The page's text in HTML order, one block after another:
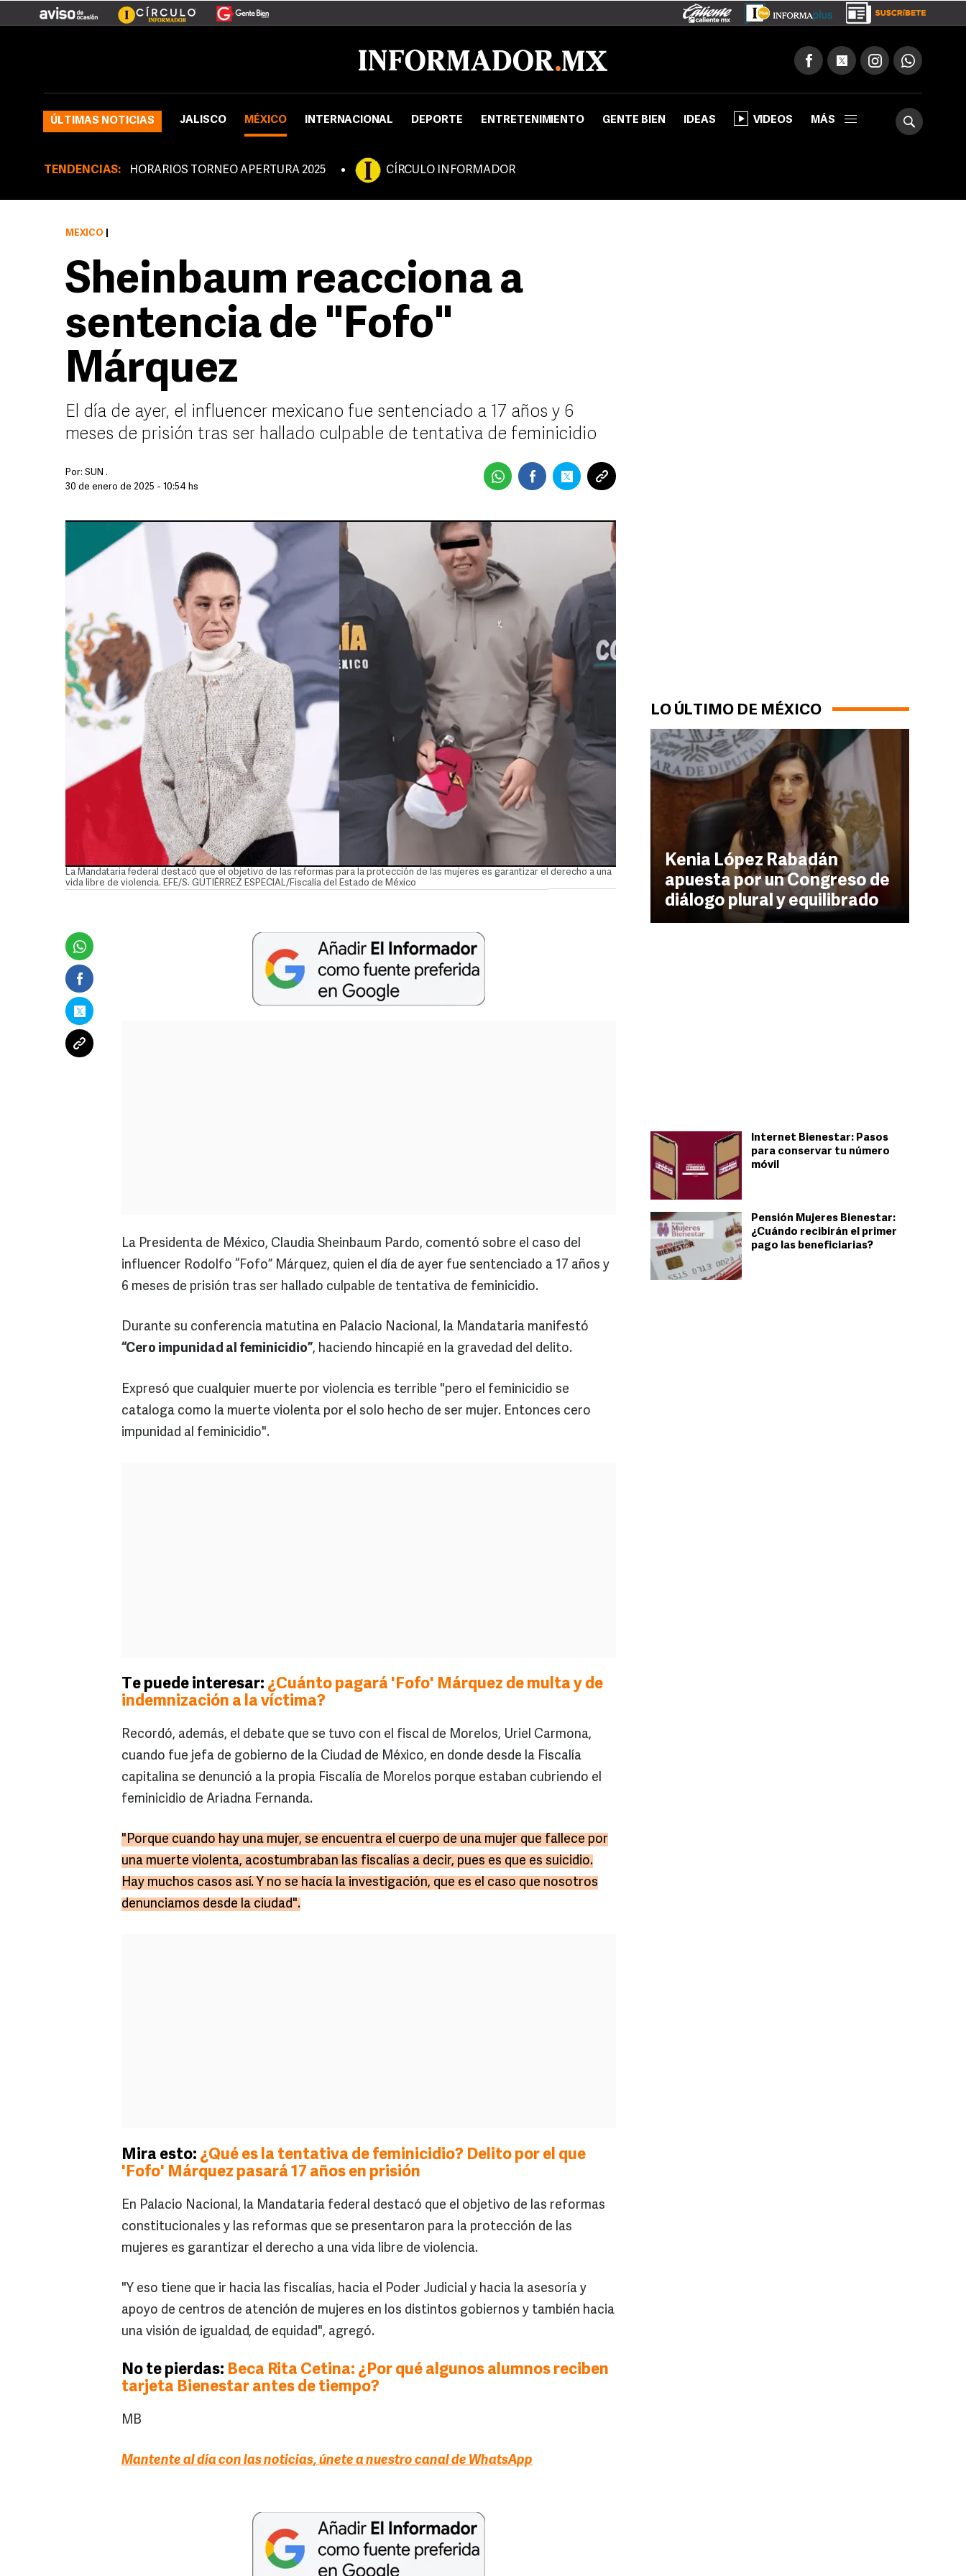
ÚLTIMAS NOTICIAS JALISCO MÉXICO INTERNACIONAL DEPORTE ENTRETENIMIENTO GENTE BIEN IDEAS VIDEOS MÁS
TENDENCIAS: HORARIOS TORNEO APERTURA 2025 CÍRCULO INFORMADOR
LO ÚLTIMO DE MÉXICO
Kenia López Rabadán
apuesta por un Congreso de
diálogo plural y equilibrado
Internet Bienestar: Pasos
para conservar tu número
móvil
Pensión Mujeres Bienestar:
¿Cuándo recibirán el primer
pago las beneficiarias?
MÉXICO
Sheinbaum reacciona a
sentencia de "Fofo"
Márquez
El día de ayer, el influencer mexicano fue sentenciado a 17 años y 6
meses de prisión tras ser hallado culpable de tentativa de feminicidio
Por: SUN .
30 de enero de 2025 - 10:54 hs
La Mandataria federal destacó que el objetivo de las reformas para la protección de las mujeres es garantizar el derecho a una
vida libre de violencia. EFE/S. GUTIÉRREZ ESPECIAL/Fiscalía del Estado de México
La Presidenta de México, Claudia Sheinbaum Pardo, comentó sobre el caso del
influencer Rodolfo “Fofo” Márquez, quien el día de ayer fue sentenciado a 17 años y
6 meses de prisión tras ser hallado culpable de tentativa de feminicidio.
Durante su conferencia matutina en Palacio Nacional, la Mandataria manifestó
“Cero impunidad al feminicidio”, haciendo hincapié en la gravedad del delito.
Expresó que cualquier muerte por violencia es terrible "pero el feminicidio se
cataloga como la muerte violenta por el solo hecho de ser mujer. Entonces cero
impunidad al feminicidio".
Te puede interesar: ¿Cuánto pagará 'Fofo' Márquez de multa y de
indemnización a la víctima?
Recordó, además, el debate que se tuvo con el fiscal de Morelos, Uriel Carmona,
cuando fue jefa de gobierno de la Ciudad de México, en donde desde la Fiscalía
capitalina se denunció a la propia Fiscalía de Morelos porque estaban cubriendo el
feminicidio de Ariadna Fernanda.
"Porque cuando hay una mujer, se encuentra el cuerpo de una mujer que fallece por
una muerte violenta, acostumbraban las fiscalías a decir, pues es que es suicidio.
Hay muchos casos así. Y no se hacía la investigación, que es el caso que nosotros
denunciamos desde la ciudad".
Mira esto: ¿Qué es la tentativa de feminicidio? Delito por el que
'Fofo' Márquez pasará 17 años en prisión
En Palacio Nacional, la Mandataria federal destacó que el objetivo de las reformas
constitucionales y las reformas que se presentaron para la protección de las
mujeres es garantizar el derecho a una vida libre de violencia.
"Y eso tiene que ir hacia las fiscalías, hacia el Poder Judicial y hacia la asesoría y
apoyo de centros de atención de mujeres en los distintos gobiernos y también hacia
una visión de igualdad, de equidad", agregó.
No te pierdas: Beca Rita Cetina: ¿Por qué algunos alumnos reciben
tarjeta Bienestar antes de tiempo?
MB
Mantente al día con las noticias, únete a nuestro canal de WhatsApp